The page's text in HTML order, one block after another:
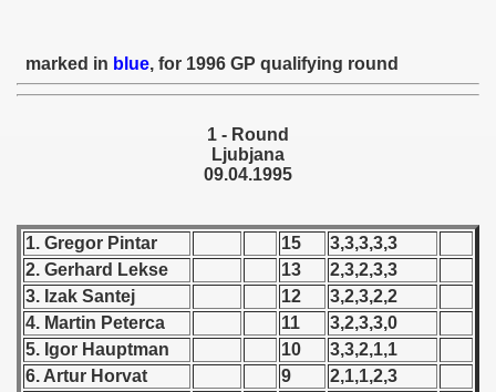
marked in blue, for 1996 GP qualifying round
1 - Round
Ljubjana
09.04.1995
1. Gregor Pintar 15
3,3,3,3,3
2. Gerhard Lekse
13
2,3,2,3,3
3. Izak Santej
12
3,2,3,2,2
4. Martin Peterca
11
3,2,3,3,0
5. Igor Hauptman
10
3,3,2,1,1
6. Artur Horvat
9
2,1,1,2,3
- 1953
- 1956
- 1957
- 1958
- 1959